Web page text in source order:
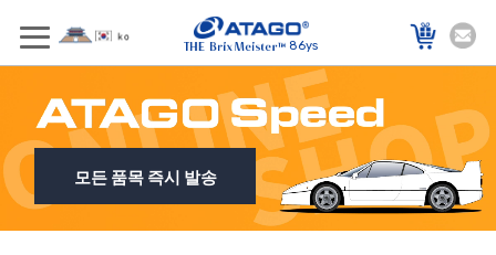
86ys
모든 품목 즉시 발송